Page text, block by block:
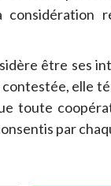
être ses
elle
toute
par